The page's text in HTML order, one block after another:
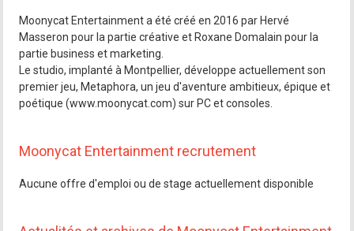
Moonycat Entertainment a été créé en 2016 par Hervé
Masseron pour la partie créative et Roxane Domalain pour la
partie business et marketing.
Le studio, implanté à Montpellier, développe actuellement son
premier jeu, Metaphora, un jeu d'aventure ambitieux, épique et
poétique (www.moonycat.com) sur PC et consoles.
Moonycat Entertainment recrutement
Aucune offre d'emploi ou de stage actuellement disponible